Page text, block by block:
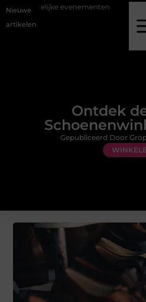
Nieuwe
artikelen
evenementen Alles over
Ontdek
Gepubliceerd Door